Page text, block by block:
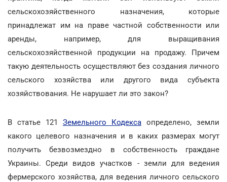
сельскохозяйственного назначения, которые
принадлежат им на праве частной собственности или
аренды, например, для выращивания
сельскохозяйственной продукции на продажу. Причем
такую деятельность осуществляют без создания личного
сельского хозяйства или другого вида субъекта
хозяйствования. Не нарушает ли это закон?
В статье 121 Земельного Кодекса определено, земли
какого целевого назначения и в каких размерах могут
получить безвозмездно в собственность граждане
Украины. Среди видов участков - земли для ведения
фермерского хозяйства, для ведения личного сельского